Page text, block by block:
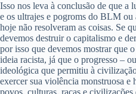
Isso nos leva à conclusão de que a
e os ultrajes e pogroms do BLM ou
hoje não resolveram as coisas. Se
devemos destruir o capitalismo e
por isso que devemos mostrar que
ideia racista, já que o progresso –
ideológica que permitiu à
exercer sua violência monstruosa e
povos, culturas, raças e civilizações